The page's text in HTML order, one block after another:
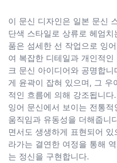
이 문신 디자인은 일본 문신
단색 스타일로 상류로 헤엄
품은 섬세한 선 작업으로 잉
여 복잡한 디테일과 개인적
크 문신 아이디어와 공명합
게 윤곽이 잡혀 있으며, 그 우
적인 흐름에 의해 강조됩니
잉어 문신에서 보이는 전통
움직임과 유동성을 더해줍니
면서도 생생하게 표현되어
라가는 결연한 여정을 통해
는 정신을 구현합니다.